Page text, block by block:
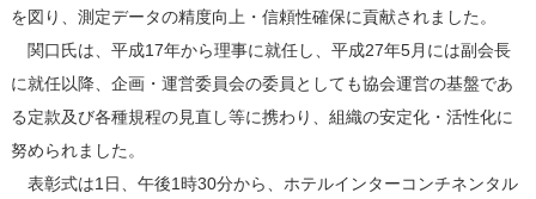
を図り、測定データの精度向上・信頼性確保に貢献されました。
関口氏は、平成17年から理事に就任し、平成27年5月には副会長
に就任以降、企画・運営委員会の委員としても協会運営の基盤であ
る定款及び各種規程の見直し等に携わり、組織の安定化・活性化に
努められました。
表彰式は1日、午後1時30分から、ホテルインターコンチネンタル